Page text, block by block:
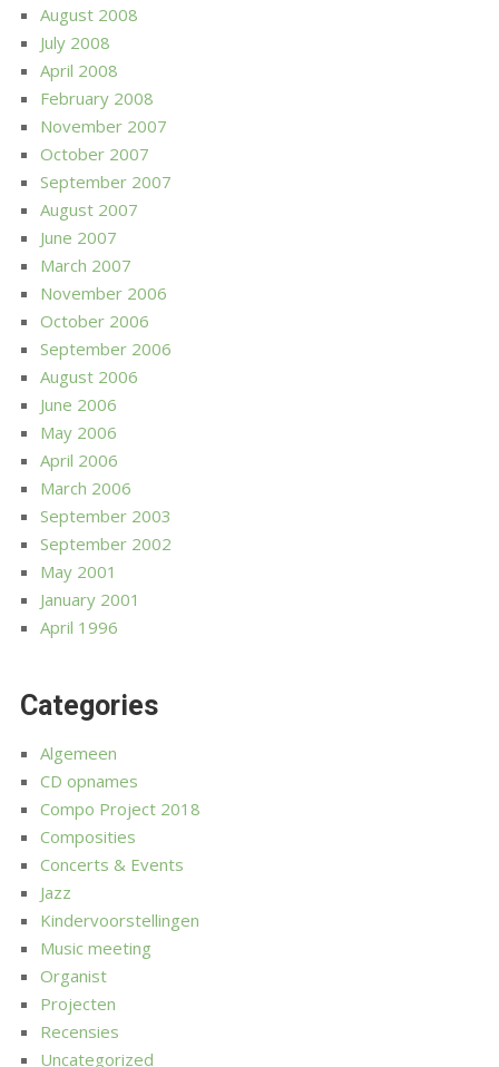
August 2008
July 2008
April 2008
February 2008
November 2007
October 2007
September 2007
August 2007
June 2007
March 2007
November 2006
October 2006
September 2006
August 2006
June 2006
May 2006
April 2006
March 2006
September 2003
September 2002
May 2001
January 2001
April 1996
Categories
Algemeen
CD opnames
Compo Project 2018
Composities
Concerts & Events
Jazz
Kindervoorstellingen
Music meeting
Organist
Projecten
Recensies
Uncategorized